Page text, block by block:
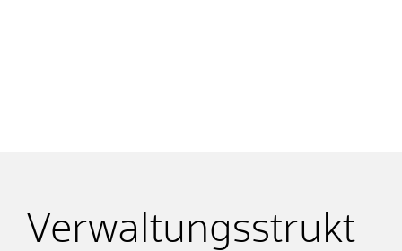
Verwaltungsstrukt